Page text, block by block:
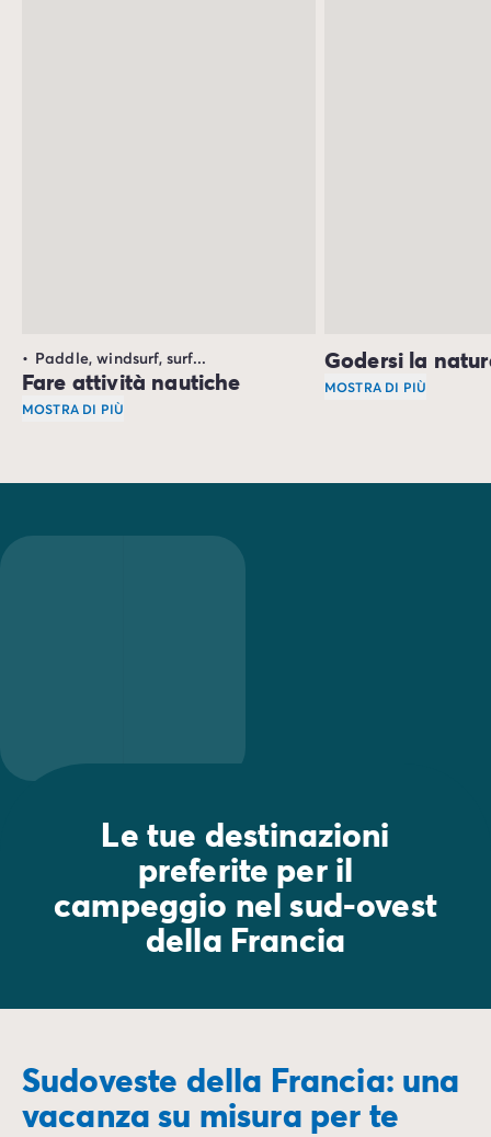
Paddle, windsurf, surf...
Fare attività nautiche
MOSTRA DI PIÙ
Altre attività acquatiche faranno la gioia degli sportivi,
Godersi la
MOSTRA DI PIÙ
Le tue destinazioni
preferite per il
campeggio nel sud-ovest
della Francia
Sudoveste della Francia: una
vacanza su misura per te